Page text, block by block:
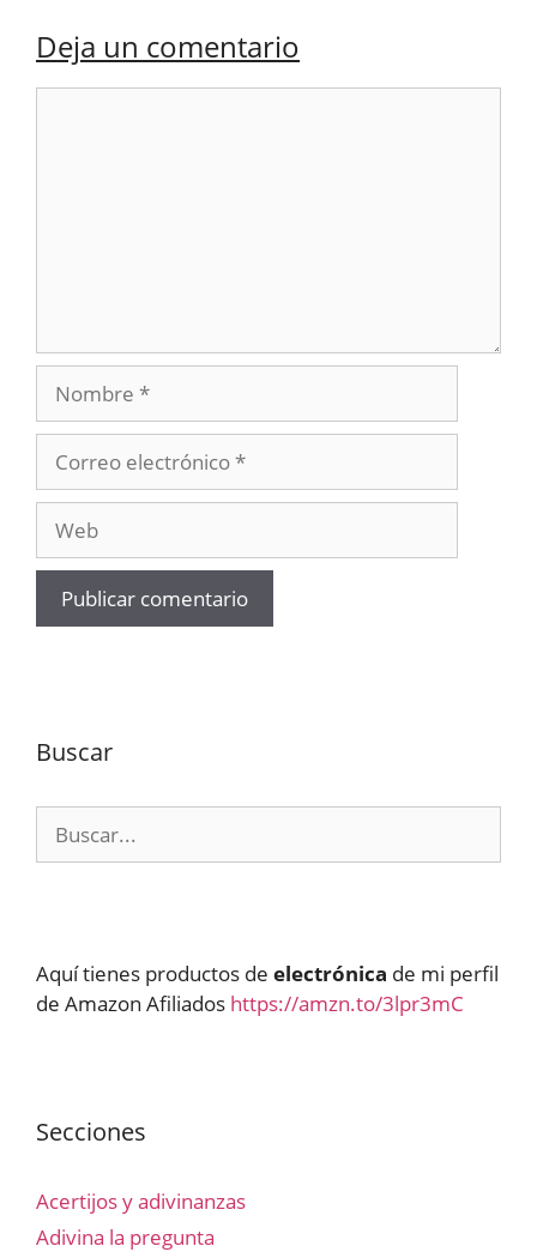
Deja un comentario
Nombre
electrónico
Buscar
Aquí tienes productos de electrónica de mi perfil
de Amazon Afiliados https://amzn.to/3lpr3mC
Secciones
Acertijos y adivinanzas
Adivina la pregunta